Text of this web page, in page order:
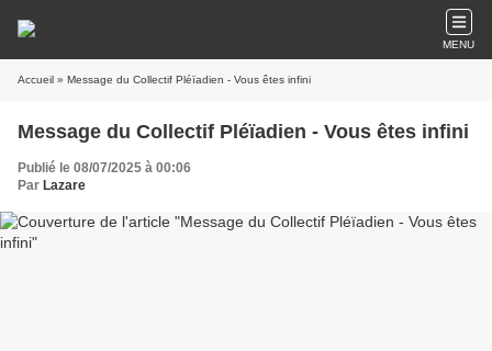
MENU
Accueil » Message du Collectif Pléïadien - Vous êtes infini
Message du Collectif Pléïadien - Vous êtes infini
Publié le 08/07/2025 à 00:06
Par Lazare